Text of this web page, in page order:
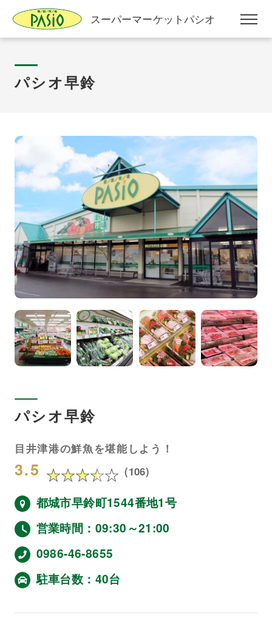
スーパーマーケットパシオ
パシオ早鈴
パシオ早鈴
目井津港の鮮魚を堪能しよう！
3.5 (106)
都城市早鈴町1544番地1号
営業時間：09:30～21:00
0986-46-8655
駐車台数：40台